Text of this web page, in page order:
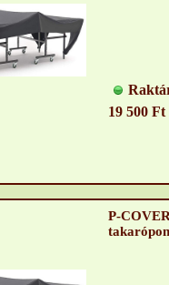
19 500 Ft
P-